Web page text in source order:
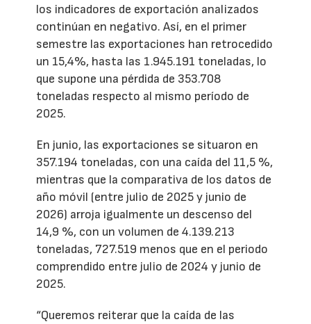
los indicadores de exportación analizados
continúan en negativo. Así, en el primer
semestre las exportaciones han retrocedido
un 15,4%, hasta las 1.945.191 toneladas, lo
que supone una pérdida de 353.708
toneladas respecto al mismo período de
2025.
En junio, las exportaciones se situaron en
357.194 toneladas, con una caída del 11,5 %,
mientras que la comparativa de los datos de
año móvil (entre julio de 2025 y junio de
2026) arroja igualmente un descenso del
14,9 %, con un volumen de 4.139.213
toneladas, 727.519 menos que en el periodo
comprendido entre julio de 2024 y junio de
2025.
“Queremos reiterar que la caída de las